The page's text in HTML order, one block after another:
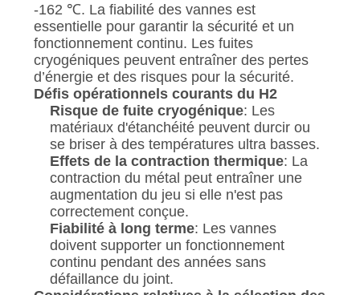
PLAN
SITE
POLITIQUE
CONFIDENTIALITÉ
-162 ℃. La fiabilité des vannes est
essentielle pour garantir la sécurité et un
fonctionnement continu. Les fuites
cryogéniques peuvent entraîner des pertes
d’énergie et des risques pour la sécurité.
Défis opérationnels courants du H2
Risque de fuite cryogénique: Les
matériaux d'étanchéité peuvent durcir ou
se briser à des températures ultra basses.
Effets de la contraction thermique: La
contraction du métal peut entraîner une
augmentation du jeu si elle n'est pas
correctement conçue.
Fiabilité à long terme: Les vannes
doivent supporter un fonctionnement
continu pendant des années sans
défaillance du joint.